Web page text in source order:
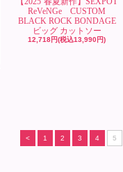
ReVeNGe CUSTOM
BLACK ROCK BONDAGE
ビッグ カットソー
12,718円(税込13,990円)
< 1 2 3 4 5